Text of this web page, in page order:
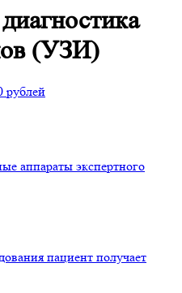
(УЗИ)
рублей
аппараты экспертного
пациент получает